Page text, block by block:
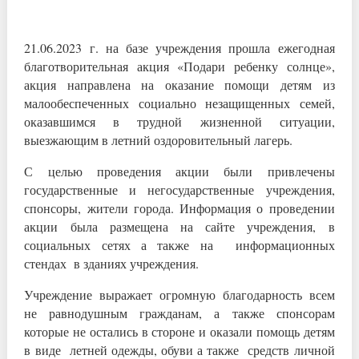
21.06.2023 г. на базе учреждения прошла ежегодная
благотворительная акция «Подари ребенку солнце»,
акция направлена на оказание помощи детям из
малообеспеченных социально незащищенных семей,
оказавшимся в трудной жизненной ситуации,
выезжающим в летний оздоровительный лагерь.
С целью проведения акции были привлечены
государственные и негосударственные учреждения,
спонсоры, жители города. Информация о проведении
акции была размещена на сайте учреждения, в
социальных сетях а также на информационных
стендах в зданиях учреждения.
Учреждение выражает огромную благодарность всем
не равнодушным гражданам, а также спонсорам
которые не остались в стороне и оказали помощь детям
в виде летней одежды, обуви а также средств личной